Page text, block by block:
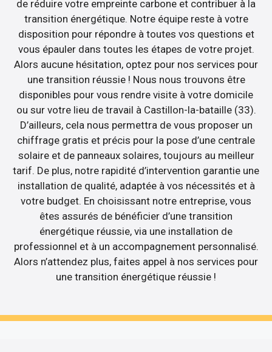
de réduire votre empreinte carbone et contribuer à la
transition énergétique. Notre équipe reste à votre
disposition pour répondre à toutes vos questions et
vous épauler dans toutes les étapes de votre projet.
Alors aucune hésitation, optez pour nos services pour
une transition réussie ! Nous nous trouvons être
disponibles pour vous rendre visite à votre domicile
ou sur votre lieu de travail à Castillon-la-bataille (33).
D’ailleurs, cela nous permettra de vous proposer un
chiffrage gratis et précis pour la pose d’une centrale
solaire et de panneaux solaires, toujours au meilleur
tarif. De plus, notre rapidité d’intervention garantie une
installation de qualité, adaptée à vos nécessités et à
votre budget. En choisissant notre entreprise, vous
êtes assurés de bénéficier d’une transition
énergétique réussie, via une installation de
professionnel et à un accompagnement personnalisé.
Alors n’attendez plus, faites appel à nos services pour
une transition énergétique réussie !